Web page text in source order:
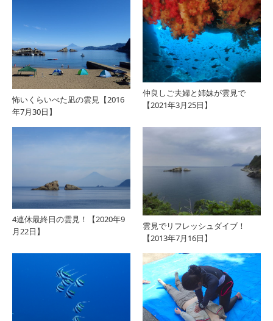
怖いくらいべた凪の雲見【2016
年7月30日】
仲良しご夫婦と姉妹が雲見で
【2021年3月25日】
4連休最終日の雲見！【2020年9
月22日】
雲見でリフレッシュダイブ！
【2013年7月16日】